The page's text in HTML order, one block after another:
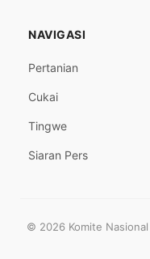
NAVIGASI
Pertanian
Cukai
Tingwe
Siaran Pers
© 2026 Komite